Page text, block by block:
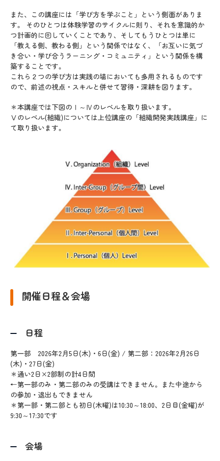
また、この講座には「学び方を学ぶこと」という側面がありま
す。 そのひとつは体験学習のサイクルに則り、それを意識的か
つ計画的に回していくことであり、そしてもうひとつは単に
「教える側、教わる側」という関係ではなく、「お互いに気づ
き合い・学び合うラーニング・コミュニティ」という関係を構
築することです。
これら２つの学び方は実践の場においても多用されるものです
ので、前述の視点・スキルと併せて習得・深耕を図ります。
＊本講座では下図のⅠ～Ⅳのレベルを取り扱います。
Ⅴのレベル(組織)については上位講座の「組織開発実践講座」に
て取り扱います。
開催日程＆会場
日程
第一部 2026年2月5日(木)・6日(金) / 第二部：2026年2月26日
(木)・27日(金)
＊通い2日×2部制の計4日間
←第一部のみ・第二部のみの受講はできません。また中途から
の参加・退出もできません
＊第一部・第二部とも初日(木曜)は10:30～18:00、2日目(金曜)が
9:30～17:30です
会場